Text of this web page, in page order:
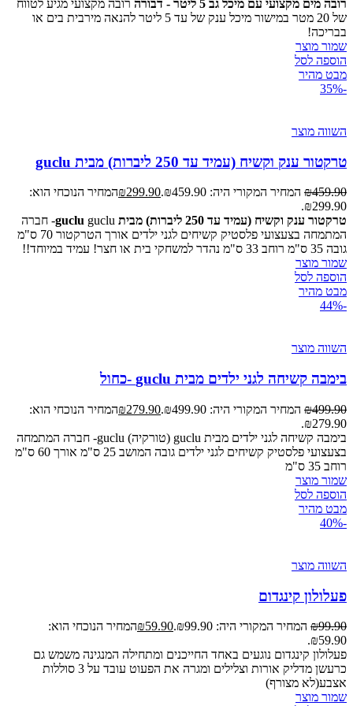
רובה מים מקצועי עם מיכל גב 5 ליטר - דבורה
רובה מקצועי מגיע לטווח
של 20 מטר במישור מיכל ענק של עד 5 ליטר להנאה מירבית בים או
בבריכה!
שמור מוצר
הוספה לסל
מבט מהיר
-35%
השווה מוצר
טרקטור ענק וקשיח (עמיד עד 250 ליברות) מבית guclu
₪459.90 המחיר המקורי היה: ₪459.90. ₪299.90
המחיר הנוכחי הוא:
₪299.90.
טרקטור ענק וקשיח (עמיד עד 250 ליברות) מבית guclu
guclu- חברה
המתמחה בצעצועי פלסטיק קשיחים לגני ילדים אורך הטרקטור 70 ס"מ
גובה 35 ס"מ רוחב 33 ס"מ נהדר למשחקי בית או חצר! עמיד במיוחד!!
שמור מוצר
הוספה לסל
מבט מהיר
-44%
השווה מוצר
בימבה קשיחה לגני ילדים מבית guclu -כחול
₪499.90 המחיר המקורי היה: ₪499.90. ₪279.90
המחיר הנוכחי הוא:
₪279.90.
בימבה קשיחה לגני ילדים מבית guclu (טורקיה) guclu- חברה המתמחה
בצעצועי פלסטיק קשיחים לגני ילדים גובה המושב 25 ס"מ אורך 60 ס"מ
רוחב 35 ס"מ
שמור מוצר
הוספה לסל
מבט מהיר
-40%
השווה מוצר
פעלולון קינגדום
₪99.90 המחיר המקורי היה: ₪99.90. ₪59.90
המחיר הנוכחי הוא:
₪59.90.
פעלולון קינגדום נוגעים באחד החייכנים ומתחילה המנגינה משמש גם
כרעשן מדליק אורות וצלילים ומגרה את הפעוט עובד על 3 סוללות
אצבע(לא מצורף)
שמור מוצר